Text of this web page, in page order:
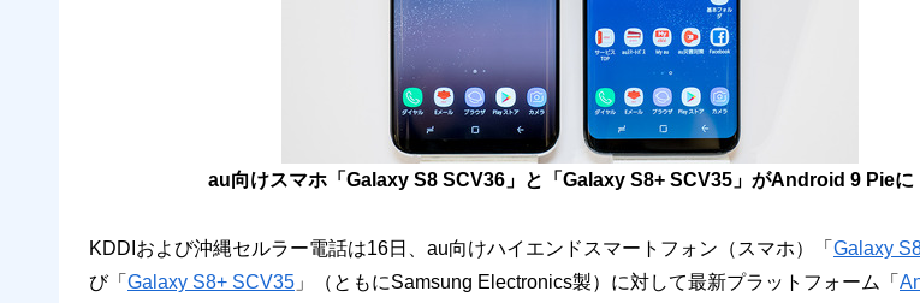
au向けスマホ「Galaxy S8 SCV36」と「Galaxy S8+ SCV35」がAndroid 9 Pieに
KDDIおよび沖縄セルラー電話は16日、au向けハイエンドスマートフォン（スマホ）「 Galaxy
び「 Galaxy S8+ SCV35 」（ともにSamsung Electronics製）に対して最新プラットフォーム「